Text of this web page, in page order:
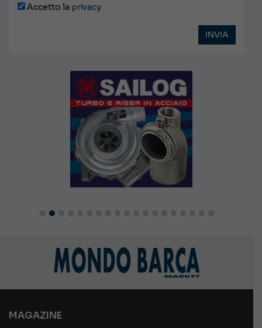
Accetto la privacy
MAGAZINE